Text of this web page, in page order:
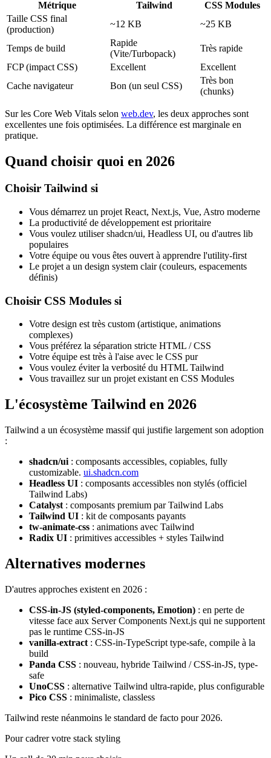
Métrique Tailwind
CSS Modules
Taille CSS final
(production)
~12 KB ~25 KB
Temps de build
Rapide
(Vite/Turbopack)
Très rapide
FCP (impact CSS)
Excellent
Excellent
Cache navigateur
Bon (un seul CSS)
Très bon
(chunks)
Sur les Core Web Vitals selon web.dev, les deux approches sont
excellentes une fois optimisées. La différence est marginale en
pratique.
Quand choisir quoi en 2026
Choisir Tailwind si
Vous démarrez un projet React, Next.js, Vue, Astro moderne
La productivité de développement est prioritaire
Vous voulez utiliser shadcn/ui, Headless UI, ou d'autres lib
populaires
Votre équipe ou vous êtes ouvert à apprendre l'utility-first
Le projet a un design system clair (couleurs, espacements
définis)
Choisir CSS Modules si
Votre design est très custom (artistique, animations
complexes)
Vous préférez la séparation stricte HTML / CSS
Votre équipe est très à l'aise avec le CSS pur
Vous voulez éviter la verbosité du HTML Tailwind
Vous travaillez sur un projet existant en CSS Modules
L'écosystème Tailwind en 2026
Tailwind a un écosystème massif qui justifie largement son adoption
:
shadcn/ui : composants accessibles, copiables, fully
customizable. ui.shadcn.com
Headless UI : composants accessibles non stylés (officiel
Tailwind Labs)
Catalyst : composants premium par Tailwind Labs
Tailwind UI : kit de composants payants
tw-animate-css : animations avec Tailwind
Radix UI : primitives accessibles + styles Tailwind
Alternatives modernes
D'autres approches existent en 2026 :
CSS-in-JS (styled-components, Emotion) : en perte de
vitesse face aux Server Components Next.js qui ne supportent
pas le runtime CSS-in-JS
vanilla-extract : CSS-in-TypeScript type-safe, compile à la
build
Panda CSS : nouveau, hybride Tailwind / CSS-in-JS, type-
safe
UnoCSS : alternative Tailwind ultra-rapide, plus configurable
Pico CSS : minimaliste, classless
Tailwind reste néanmoins le standard de facto pour 2026.
Pour cadrer votre stack styling